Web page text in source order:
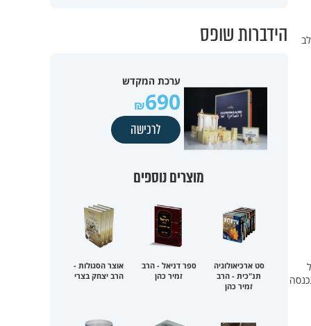
הידברות שופס
ערכת המקדש
690
לרכישה
מוצרים נוספים
סט ארכיאולוגיה
תנ"כית - הרב
זמיר כהן
ספר דניאל - הרב
זמיר כהן
אוצר הסגולות -
הרב יצחק בצרי